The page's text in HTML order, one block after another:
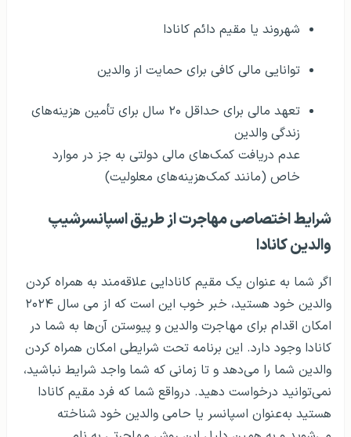
شهروند یا مقیم دائم کانادا
توانایی مالی کافی برای حمایت از والدین
تعهد مالی برای حداقل ۲۰ سال برای تأمین هزینه‌های
زندگی والدین
عدم دریافت کمک‌های مالی دولتی به جز در موارد
خاص (مانند کمک‌هزینه‌های معلولیت)
شرایط اختصاصی مهاجرت از طریق اسپانسرشیپ
والدین کانادا
اگر شما به عنوان یک مقیم کانادایی علاقه‌مند به همراه کردن
والدین خود هستید، خبر خوب این است که از می سال ۲۰۲۴
امکان اقدام برای مهاجرت والدین و پیوستن آن‌ها به شما در
کانادا وجود دارد. این برنامه تحت شرایطی امکان همراه کردن
والدین شما را می‌دهد و تا زمانی که شما واجد شرایط نباشید،
نمی‌توانید درخواست دهید. درواقع شما که فرد مقیم کانادا
هستید به‌عنوان اسپانسر یا حامی والدین خود شناخته